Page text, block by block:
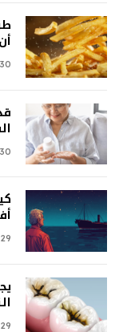
30 يوليو، 2026
30 يوليو، 2026
29 يوليو، 2026
29 يوليو، 2026